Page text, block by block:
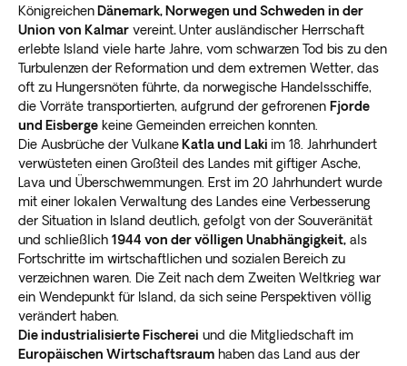
Königreichen Dänemark, Norwegen und Schweden in der
Union von Kalmar vereint.Unter ausländischer Herrschaft
erlebte Island viele harte Jahre, vom schwarzen Tod bis zu den
Turbulenzen der Reformation und dem extremen Wetter, das
oft zu Hungersnöten führte, da norwegische Handelsschiffe,
die Vorräte transportierten, aufgrund der gefrorenen Fjorde
und Eisberge keine Gemeinden erreichen konnten.
Die Ausbrüche der Vulkane Katla und Laki im 18. Jahrhundert
verwüsteten einen Großteil des Landes mit giftiger Asche,
Lava und Überschwemmungen. Erst im 20 Jahrhundert wurde
mit einer lokalen Verwaltung des Landes eine Verbesserung
der Situation in Island deutlich, gefolgt von der Souveränität
und schließlich 1944 von der völligen Unabhängigkeit, als
Fortschritte im wirtschaftlichen und sozialen Bereich zu
verzeichnen waren. Die Zeit nach dem Zweiten Weltkrieg war
ein Wendepunkt für Island, da sich seine Perspektiven völlig
verändert haben.
Die industrialisierte Fischerei und die Mitgliedschaft im
Europäischen Wirtschaftsraum haben das Land aus der